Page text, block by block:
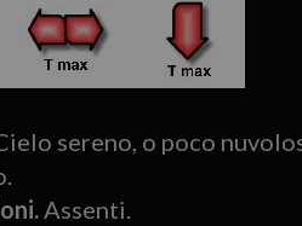
sereno, o poco
Assenti.